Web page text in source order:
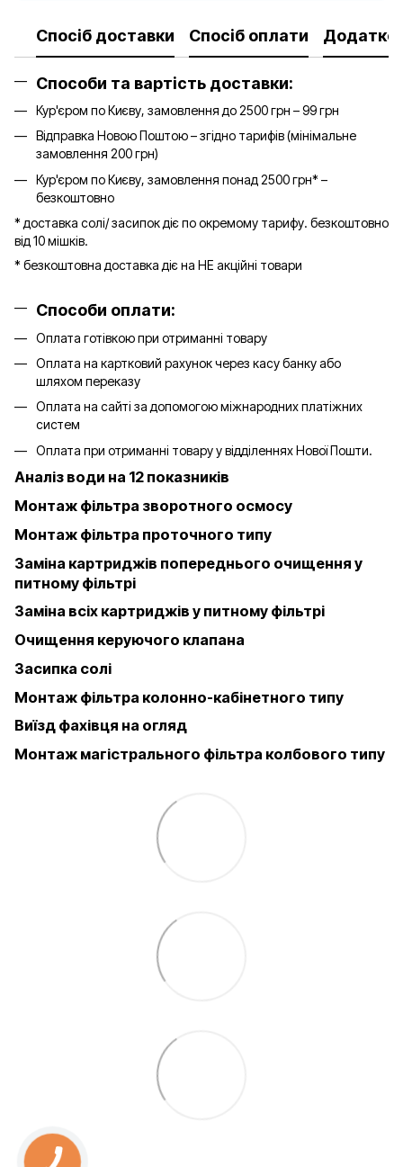
Спосіб доставки Спосіб оплати
Способи та вартість доставки:
Кур'єром по Києву, замовлення до 2500 грн – 99 грн
Відправка Новою Поштою – згідно тарифів (мінімальне
замовлення 200 грн)
Кур'єром по Києву, замовлення понад 2500 грн* –
безкоштовно
* доставка солі/ засипок діє по окремому тарифу. безкоштовно
від 10 мішків.
* безкоштовна доставка діє на НЕ акційні товари
Способи оплати:
Оплата готівкою при отриманні товару
Оплата на картковий рахунок через касу банку або
шляхом переказу
Оплата на сайті за допомогою міжнародних платіжних
систем
Оплата при отриманні товару у відділеннях Нової Пошти.
Аналіз води на 12 показників
Монтаж фільтра зворотного осмосу
Монтаж фільтра проточного типу
Заміна картриджів попереднього очищення у
питному фільтрі
Заміна всіх картриджів у питному фільтрі
Очищення керуючого клапана
Засипка солі
Монтаж фільтра колонно-кабінетного типу
Виїзд фахівця на огляд
Монтаж магістрального фільтра колбового типу